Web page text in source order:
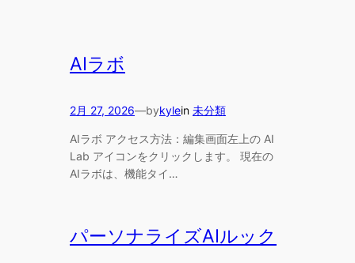
AIラボ
2月 27, 2026—bykylein 未分類
AIラボ アクセス方法：編集画面左上の AI
Lab アイコンをクリックします。 現在の
AIラボは、機能タイ…
パーソナライズAIルック